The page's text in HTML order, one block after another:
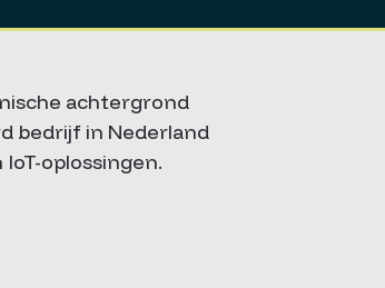
achtergrond
bedrijf in Nederland
oplossingen.